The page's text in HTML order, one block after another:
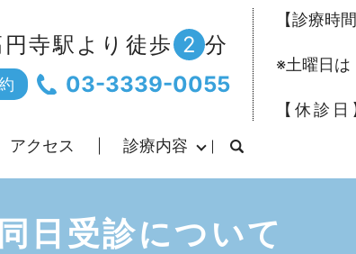
寺駅より徒歩 2 分
03-3339-0055
【診療時
※土曜日
【 休 診
アクセス 診療内容
日受診について